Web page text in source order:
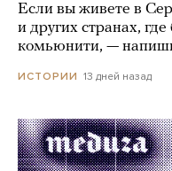
Если вы живете в
и других странах,
комьюнити, —
ИСТОРИИ 13 дней назад